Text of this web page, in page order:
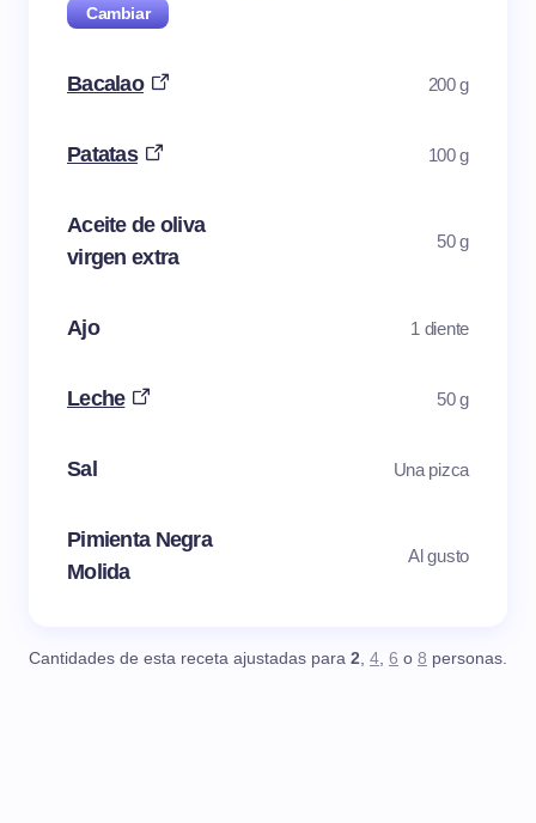
Bacalao 200 g
Patatas 100 g
Aceite de oliva
virgen extra
50 g
Ajo 1 diente
Leche 50 g
Sal Una pizca
Pimienta Negra
Molida
Al gusto
Cantidades de esta receta ajustadas para 2, 4, 6 o 8 personas.